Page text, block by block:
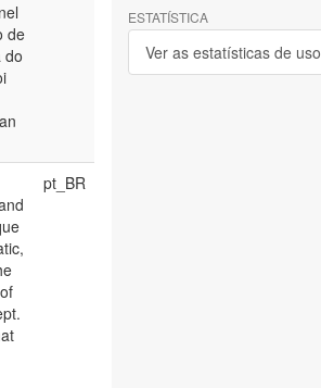
de
do
pt_BR
ESTATÍSTICA
Ver as estatísticas de uso